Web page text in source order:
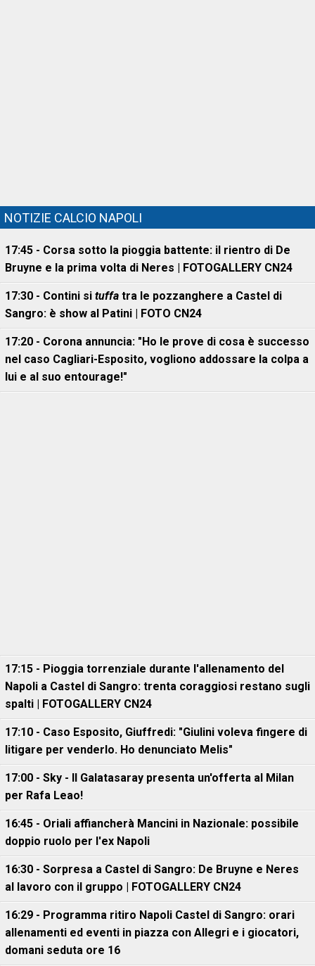
NOTIZIE CALCIO NAPOLI
17:45 - Corsa sotto la pioggia battente: il rientro di De
Bruyne e la prima volta di Neres | FOTOGALLERY CN24
17:30 - Contini si tuffa tra le pozzanghere a Castel di
Sangro: è show al Patini | FOTO CN24
17:20 - Corona annuncia: "Ho le prove di cosa è successo
nel caso Cagliari-Esposito, vogliono addossare la colpa a
lui e al suo entourage!"
17:15 - Pioggia torrenziale durante l'allenamento del
Napoli a Castel di Sangro: trenta coraggiosi restano sugli
spalti | FOTOGALLERY CN24
17:10 - Caso Esposito, Giuffredi: "Giulini voleva fingere di
litigare per venderlo. Ho denunciato Melis"
17:00 - Sky - Il Galatasaray presenta un'offerta al Milan
per Rafa Leao!
16:45 - Oriali affiancherà Mancini in Nazionale: possibile
doppio ruolo per l'ex Napoli
16:30 - Sorpresa a Castel di Sangro: De Bruyne e Neres
al lavoro con il gruppo | FOTOGALLERY CN24
16:29 - Programma ritiro Napoli Castel di Sangro: orari
allenamenti ed eventi in piazza con Allegri e i giocatori,
domani seduta ore 16